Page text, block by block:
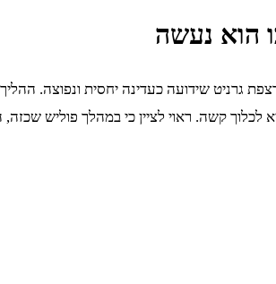
הוא נעשה
גרניט שידועה כעדינה יחסית ונפוצה.
לכלוך קשה. ראוי לציין כי במהלך פוליש